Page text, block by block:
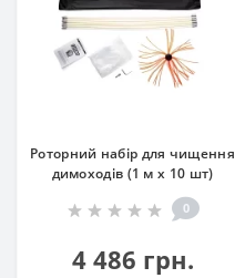
Роторний набір для чищення
димоходів (1 м х 10 шт)
0
4 486 грн.